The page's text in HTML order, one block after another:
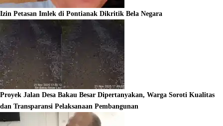
Izin Petasan Imlek di Pontianak Dikritik Bela Negara
Proyek Jalan Desa Bakau Besar Dipertanyakan, Warga Soroti Kualitas
dan Transparansi Pelaksanaan Pembangunan